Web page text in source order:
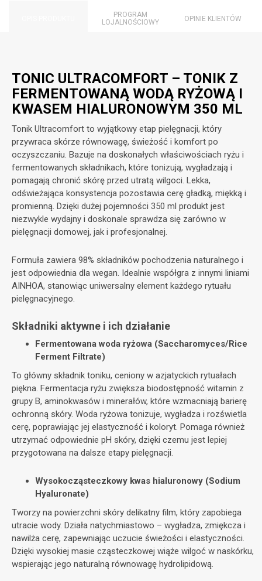
PROGRAM
LOJALNOŚCIOWY
OPINIE KLIENTÓW
TONIC ULTRACOMFORT – TONIK Z
FERMENTOWANĄ WODĄ RYŻOWĄ I
KWASEM HIALURONOWYM 350 ML
Tonik Ultracomfort to wyjątkowy etap pielęgnacji, który
przywraca skórze równowagę, świeżość i komfort po
oczyszczaniu. Bazuje na doskonałych właściwościach ryżu i
fermentowanych składnikach, które tonizują, wygładzają i
pomagają chronić skórę przed utratą wilgoci. Lekka,
odświeżająca konsystencja pozostawia cerę gładką, miękką i
promienną. Dzięki dużej pojemności 350 ml produkt jest
niezwykle wydajny i doskonale sprawdza się zarówno w
pielęgnacji domowej, jak i profesjonalnej.
Formuła zawiera 98% składników pochodzenia naturalnego i
jest odpowiednia dla wegan. Idealnie współgra z innymi liniami
AINHOA, stanowiąc uniwersalny element każdego rytuału
pielęgnacyjnego.
Składniki aktywne i ich działanie
Fermentowana woda ryżowa (Saccharomyces/Rice
Ferment Filtrate)
To główny składnik toniku, ceniony w azjatyckich rytuałach
piękna. Fermentacja ryżu zwiększa biodostępność witamin z
grupy B, aminokwasów i minerałów, które wzmacniają barierę
ochronną skóry. Woda ryżowa tonizuje, wygładza i rozświetla
cerę, poprawiając jej elastyczność i koloryt. Pomaga również
utrzymać odpowiednie pH skóry, dzięki czemu jest lepiej
przygotowana na dalsze etapy pielęgnacji.
Wysokocząsteczkowy kwas hialuronowy (Sodium
Hyaluronate)
Tworzy na powierzchni skóry delikatny film, który zapobiega
utracie wody. Działa natychmiastowo – wygładza, zmiękcza i
nawilża cerę, zapewniając uczucie świeżości i elastyczności.
Dzięki wysokiej masie cząsteczkowej wiąże wilgoć w naskórku,
wspierając jego naturalną równowagę hydrolipidową.